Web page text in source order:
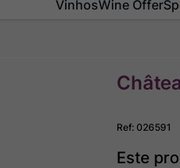
VinhosWine Offer
Ref:026591
Este